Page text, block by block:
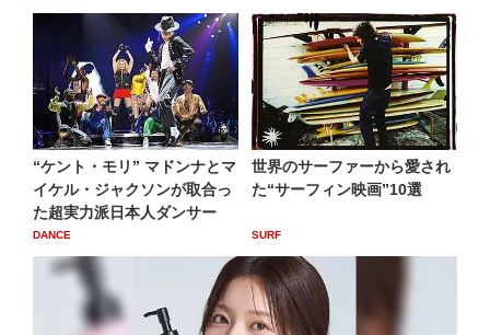
“ケント・モリ” マドンナとマ
イケル・ジャクソンが取合っ
た超実力派日本人ダンサー
DANCE
世界のサーファーから愛され
た“サーフィン映画”10選
SURF